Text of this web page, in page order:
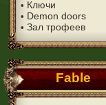
• Ключи
• Demon doors
• Зал трофеев
Fable